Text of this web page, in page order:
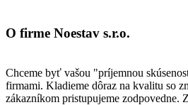
O firme Noestav s.r.o.
Chceme byť vašou "príjemnou
firmami. Kladieme dôraz na kvalitu so
zákazníkom pristupujeme zodpovedne.